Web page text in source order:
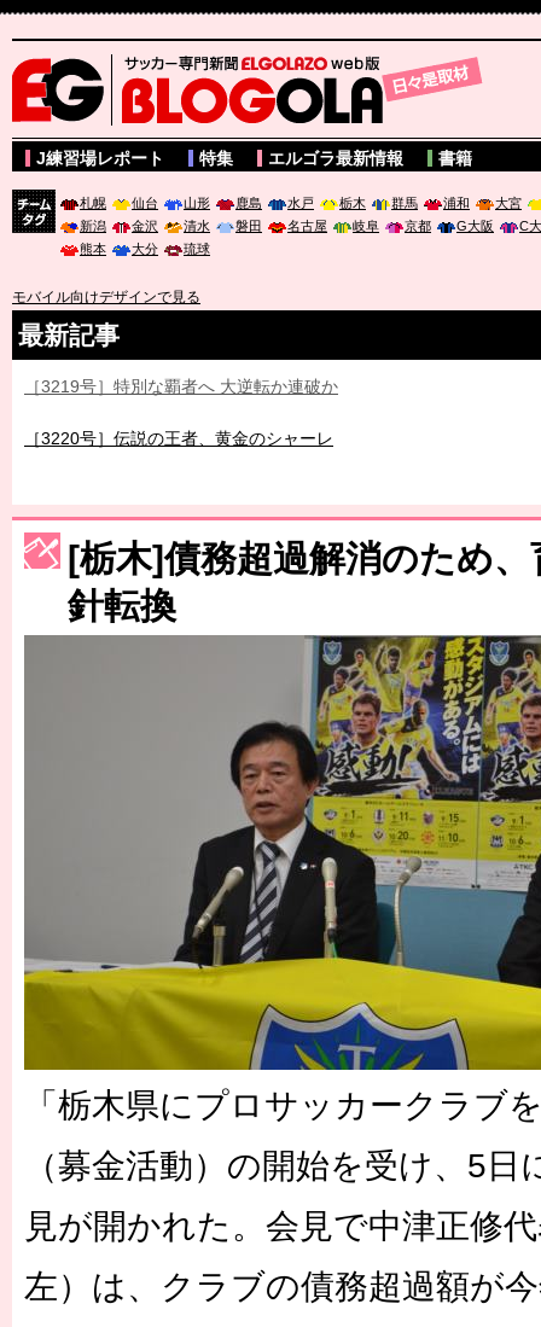
サッカー専門新聞ELGOLAZO web版 BLOGOLA
J練習場レポート 特集 エルゴラ最新情報 書籍
札幌 仙台 山形 鹿島 水戸 栃木 群馬 浦和
大宮
新潟
金沢 清水 磐田 名古屋 岐阜 京都 G大阪
C
熊本
大分 琉球
モバイル向けデザインで見る
最新記事
［3219号］特別な覇者へ 大逆転か連破か
［3220号］伝説の王者、黄金のシャーレ
［3230号］世界一への夢は終わらない
［3223号］一丸。日本出陣
［3222号］史上最大のW杯開幕 注目は「個」
長谷川 アーリアジャスールさんがシンポジウム「気候変動から命
[栃木]債務超過解消のため
針転換
「栃木県にプロサッカークラブ
（募金活動）の開始を受け、5
見が開かれた。会見で中津正修
左）は、クラブの債務超過額が